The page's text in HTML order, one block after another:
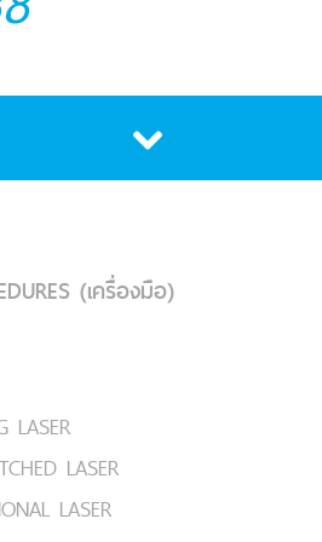
(เครื่องมือ)
LASER
LASER
LASER